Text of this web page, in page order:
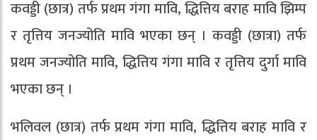
कवड्डी (छात्र) तर्फ प्रथम गंगा मावि, द्धित्तिय बराह मावि झिम्प
र तृत्तिय जनज्योति मावि भएका छन् । कवड्डी (छात्रा) तर्फ
प्रथम जनज्योति मावि, द्धित्तिय गंगा मावि र तृत्तिय दुर्गा मावि
भएका छन् ।
भलिवल (छात्र) तर्फ प्रथम गंगा मावि, द्धित्तिय बराह मावि र